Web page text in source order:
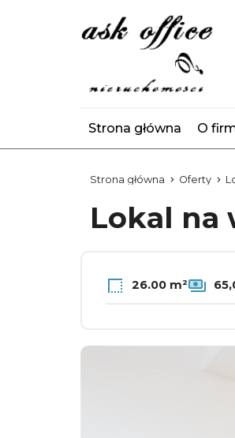
Strona główna O
Strona główna Oferty
Lokal na
26.00 m²